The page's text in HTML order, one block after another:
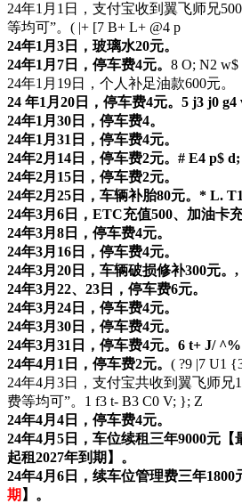
24年1月1日，支付宝收到翼飞师兄
等均可”。 ( |+ [7 B+ L+ @4 p
24年1月3日，玻璃水20元。
24年1月7日，停车费4元。 8 O; N2 w$
24年1月19日，个人补足油款600元。
24 年1月20日，停车费4元。 5 j3 j0 g4
24年1月30日，停车费4。
24年1月31日，停车费4元。
24年2月14日，停车费2元。 # E4 p$
24年2月15日，停车费2元。
24年2月25日，车辆补胎80元。 * L.
24年3月6日，ETC充值500、加油卡充
24年3月8日，停车费4元。
24年3月16日，停车费4元。
24年3月20日，车辆破损修补300元。 ,
24年3月22、23日，停车费6元。
24年3月24日，停车费4元。
24年3月30日，停车费4元。
24年3月31日，停车费4元。 6 t+ J/
24年4月1日，停车费2元。 ( ?9 |7 U1
24年4月3日，支付宝共收到翼飞师兄
费等均可”。 1 f3 t- B3 C0 V; }; Z
24年4月4日，停车费4元。
24年4月5日，车位续租三年9000元【
起租2027年到期】。
24年4月6日，续车位管理费三年1800
期 】。